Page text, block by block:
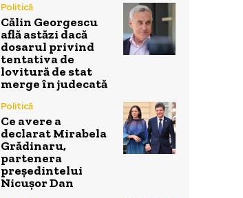
Politică
Călin Georgescu
află astăzi dacă
dosarul privind
tentativa de
lovitură de stat
merge în judecată
Politică
Ce avere a
declarat Mirabela
Grădinaru,
partenera
președintelui
Nicușor Dan